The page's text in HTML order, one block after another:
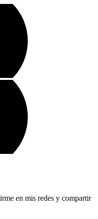
en mis redes y compartir